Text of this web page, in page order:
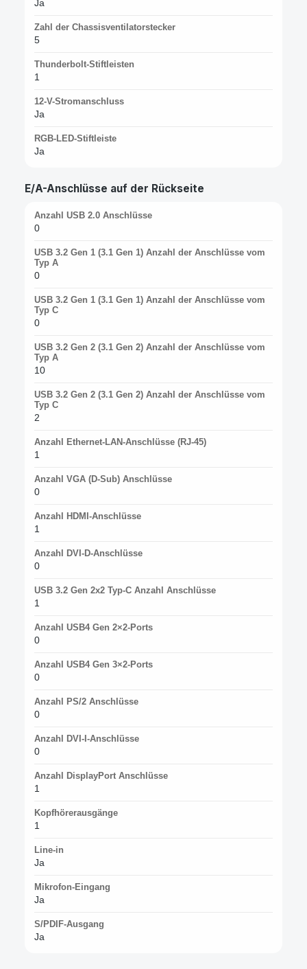
Ja
Zahl der Chassisventilatorstecker
5
Thunderbolt-Stiftleisten
1
12-V-Stromanschluss
Ja
RGB-LED-Stiftleiste
Ja
E/A-Anschlüsse auf der Rückseite
Anzahl USB 2.0 Anschlüsse
0
USB 3.2 Gen 1 (3.1 Gen 1) Anzahl der Anschlüsse vom
Typ A
0
USB 3.2 Gen 1 (3.1 Gen 1) Anzahl der Anschlüsse vom
Typ C
0
USB 3.2 Gen 2 (3.1 Gen 2) Anzahl der Anschlüsse vom
Typ A
10
USB 3.2 Gen 2 (3.1 Gen 2) Anzahl der Anschlüsse vom
Typ C
2
Anzahl Ethernet-LAN-Anschlüsse (RJ-45)
1
Anzahl VGA (D-Sub) Anschlüsse
0
Anzahl HDMI-Anschlüsse
1
Anzahl DVI-D-Anschlüsse
0
USB 3.2 Gen 2x2 Typ-C Anzahl Anschlüsse
1
Anzahl USB4 Gen 2×2-Ports
0
Anzahl USB4 Gen 3×2-Ports
0
Anzahl PS/2 Anschlüsse
0
Anzahl DVI-I-Anschlüsse
0
Anzahl DisplayPort Anschlüsse
1
Kopfhörerausgänge
1
Line-in
Ja
Mikrofon-Eingang
Ja
S/PDIF-Ausgang
Ja